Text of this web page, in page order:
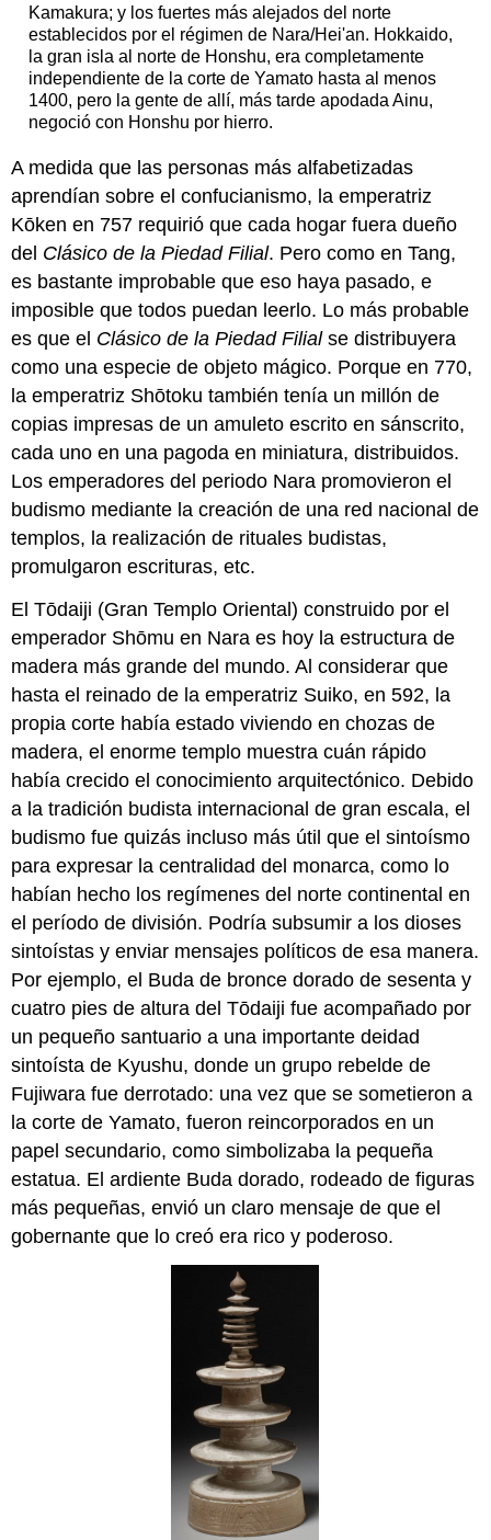
Kamakura; y los fuertes más alejados del norte
establecidos por el régimen de Nara/Hei'an. Hokkaido,
la gran isla al norte de Honshu, era completamente
independiente de la corte de Yamato hasta al menos
1400, pero la gente de allí, más tarde apodada Ainu,
negoció con Honshu por hierro.
A medida que las personas más alfabetizadas
aprendían sobre el confucianismo, la emperatriz
Kōken en 757 requirió que cada hogar fuera dueño
del Clásico de la Piedad Filial. Pero como en Tang,
es bastante improbable que eso haya pasado, e
imposible que todos puedan leerlo. Lo más probable
es que el Clásico de la Piedad Filialse distribuyera
como una especie de objeto mágico. Porque en 770,
la emperatriz Shōtoku también tenía un millón de
copias impresas de un amuleto escrito en sánscrito,
cada uno en una pagoda en miniatura, distribuidos.
Los emperadores del periodo Nara promovieron el
budismo mediante la creación de una red nacional de
templos, la realización de rituales budistas,
promulgaron escrituras, etc.
El Tōdaiji (Gran Templo Oriental) construido por el
emperador Shōmu en Nara es hoy la estructura de
madera más grande del mundo. Al considerar que
hasta el reinado de la emperatriz Suiko, en 592, la
propia corte había estado viviendo en chozas de
madera, el enorme templo muestra cuán rápido
había crecido el conocimiento arquitectónico. Debido
a la tradición budista internacional de gran escala, el
budismo fue quizás incluso más útil que el sintoísmo
para expresar la centralidad del monarca, como lo
habían hecho los regímenes del norte continental en
el período de división. Podría subsumir a los dioses
sintoístas y enviar mensajes políticos de esa manera.
Por ejemplo, el Buda de bronce dorado de sesenta y
cuatro pies de altura del Tōdaiji fue acompañado por
un pequeño santuario a una importante deidad
sintoísta de Kyushu, donde un grupo rebelde de
Fujiwara fue derrotado: una vez que se sometieron a
la corte de Yamato, fueron reincorporados en un
papel secundario, como simbolizaba la pequeña
estatua. El ardiente Buda dorado, rodeado de figuras
más pequeñas, envió un claro mensaje de que el
gobernante que lo creó era rico y poderoso.